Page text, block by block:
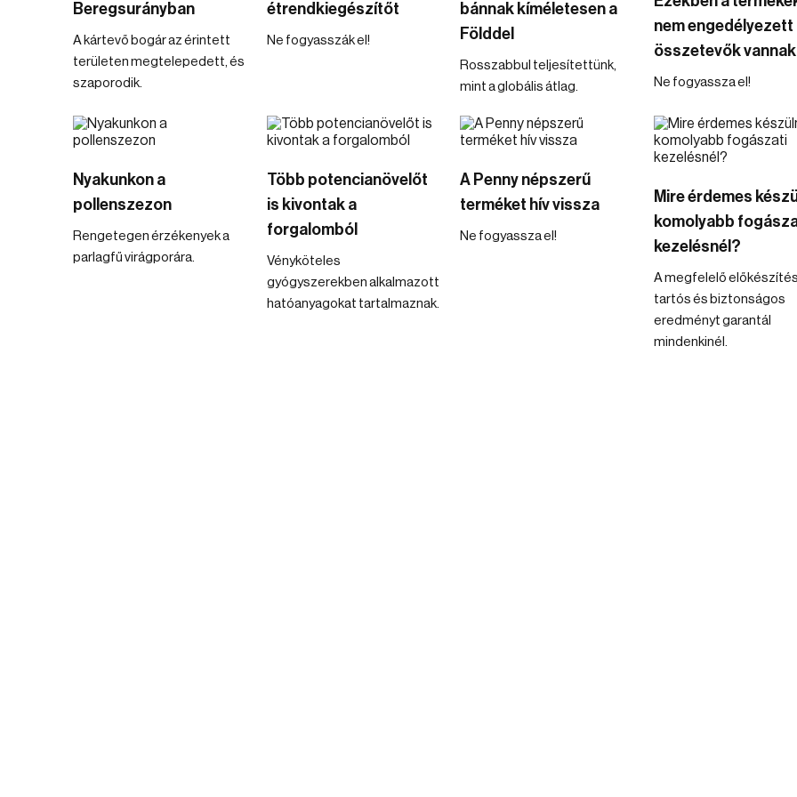
Beregsurányban
A kártevő bogár az érintett
területen megtelepedett, és
szaporodik.
étrendkiegészítőt
Ne fogyasszák el!
bánnak kíméletesen a
Földdel
Rosszabbul teljesítettünk,
mint a globális átlag.
nem engedélyezett
összetevők vannak
Ne fogyassza el!
Nyakunkon a
pollenszezon
Rengetegen érzékenyek a
parlagfű virágporára.
Több potencianövelőt
is kivontak a
forgalomból
Vényköteles
gyógyszerekben alkalmazott
hatóanyagokat tartalmaznak.
A Penny népszerű
terméket hív vissza
Ne fogyassza el!
Mire érdemes
komolyabb
kezelésnél?
A megfelelő előkészítés
tartós és biztonságos
eredményt garantál
mindenkinél.